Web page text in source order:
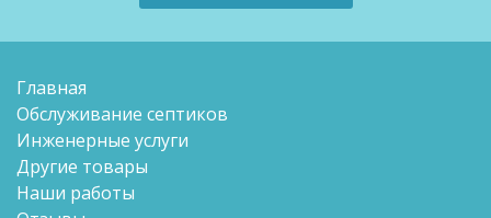
Главная
Обслуживание септиков
Инженерные услуги
Другие товары
Наши работы